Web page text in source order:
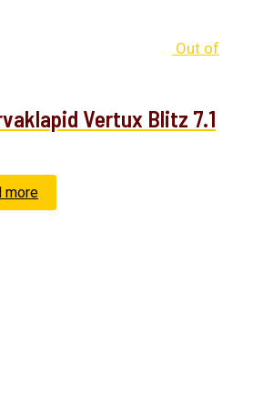
Out of
Vertux Blitz 7.1
more